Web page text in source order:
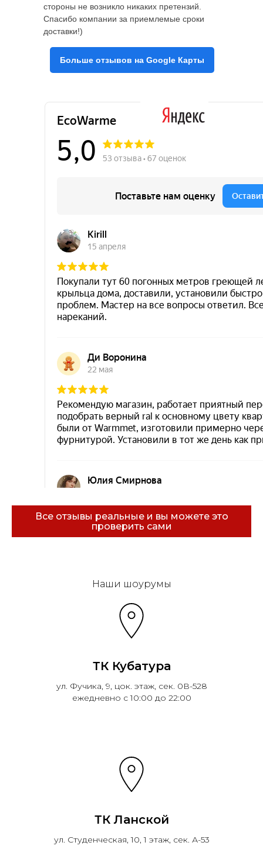
стороны не возникло никаких претензий.
Спасибо компании за приемлемые сроки
доставки!)
Больше отзывов на Google Карты
Все отзывы реальные и вы можете это
проверить сами
Наши шоурумы
ТК Кубатура
ул. Фучика, 9, цок. этаж, сек. 0В-528
ежедневно с 10:00 до 22:00
ТК Ланской
ул. Студенческая, 10, 1 этаж, сек. А-53